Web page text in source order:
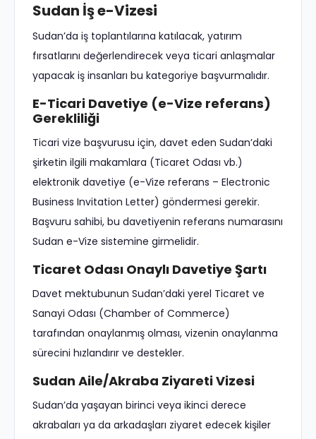
Sudan İş e-Vizesi
Sudan’da iş toplantılarına katılacak, yatırım
fırsatlarını değerlendirecek veya ticari anlaşmalar
yapacak iş insanları bu kategoriye başvurmalıdır.
E-Ticari Davetiye (e-Vize referans)
Gerekliliği
Ticari vize başvurusu için, davet eden Sudan’daki
şirketin ilgili makamlara (Ticaret Odası vb.)
elektronik davetiye (e-Vize referans – Electronic
Business Invitation Letter) göndermesi gerekir.
Başvuru sahibi, bu davetiyenin referans numarasını
Sudan e-Vize sistemine girmelidir.
Ticaret Odası Onaylı Davetiye Şartı
Davet mektubunun Sudan’daki yerel Ticaret ve
Sanayi Odası (Chamber of Commerce)
tarafından onaylanmış olması, vizenin onaylanma
sürecini hızlandırır ve destekler.
Sudan Aile/Akraba Ziyareti Vizesi
Sudan’da yaşayan birinci veya ikinci derece
akrabaları ya da arkadaşları ziyaret edecek kişiler